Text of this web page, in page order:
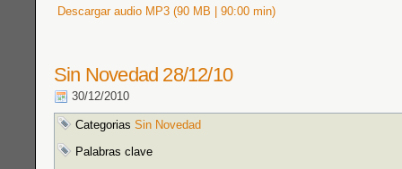
Descargar audio MP3 (90 MB | 90:00 min)
Sin Novedad 28/12/10
30/12/2010
Categorias Sin Novedad
Palabras clave